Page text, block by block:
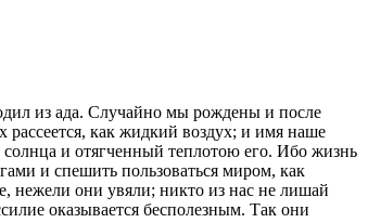
из ада. Случайно мы рождены и после
как жидкий воздух; и имя наше
солнца и отягченный теплотою его. Ибо жизнь
и спешить пользоваться миром, как
нежели они увяли; никто из нас не лишай
оказывается бесполезным. Так они